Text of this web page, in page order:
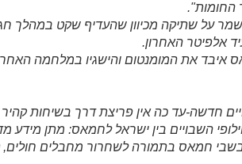
החומות".
על שתיקה מכיוון שהעדיף שקט במהלך
אלפיטר האחרון.
איבד את המומנטום והישגיו במלחמה
חדשה-עד כה אין פריצת דרך בשיחות קהיר
חמאס בתמורה לשחרור מחבלים חולים,